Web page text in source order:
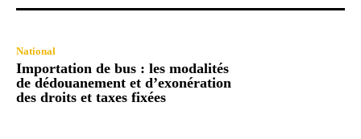
National
Importation de bus : les modalités
de dédouanement et d’exonération
des droits et taxes fixées